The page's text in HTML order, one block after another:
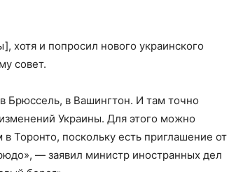
хотя и попросил нового украинского
совет.
Брюссель, в Вашингтон. И там точно
Украины. Для этого можно
Торонто, поскольку есть приглашение от
— заявил министр иностранных дел